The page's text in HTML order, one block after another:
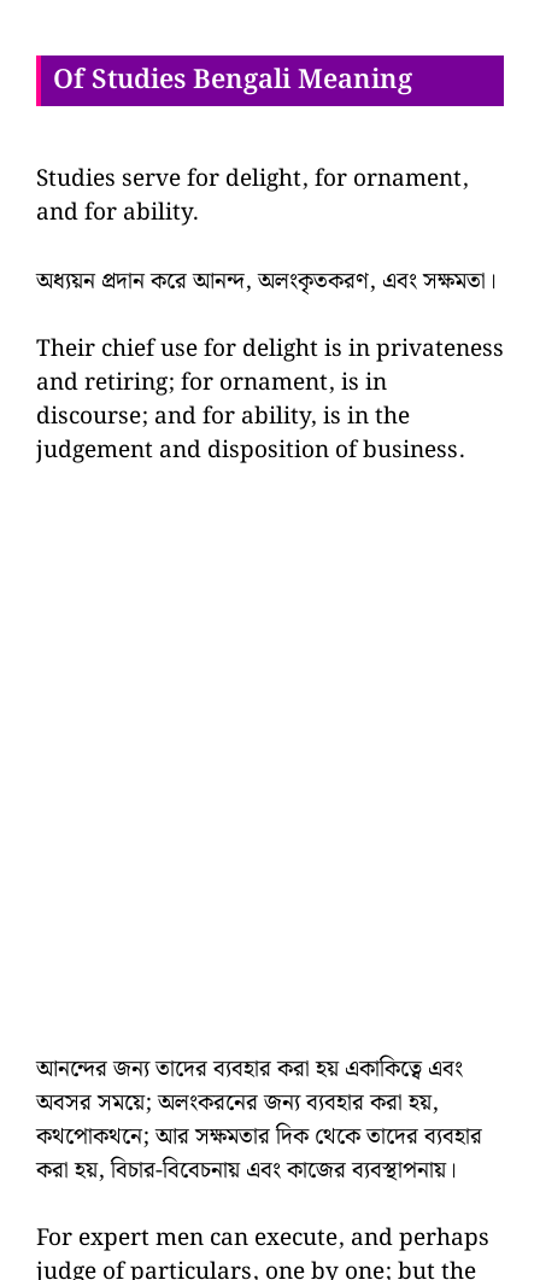
Of Studies Bengali Meaning
Studies serve for delight, for ornament,
and for ability.
অধ্যয়ন প্রদান করে আনন্দ, অলংকৃতকরণ, এবং সক্ষমতা।
Their chief use for delight is in privateness
and retiring; for ornament, is in
discourse; and for ability, is in the
judgement and disposition of business.
আনন্দের জন্য তাদের ব্যবহার করা হয় একাকিত্বে এবং
অবসর সময়ে; অলংকরনের জন্য ব্যবহার করা হয়,
কথপোকথনে; আর সক্ষমতার দিক থেকে তাদের ব্যবহার
করা হয়, বিচার-বিবেচনায় এবং কাজের ব্যবস্থাপনায়।
For expert men can execute, and perhaps
judge of particulars, one by one; but the